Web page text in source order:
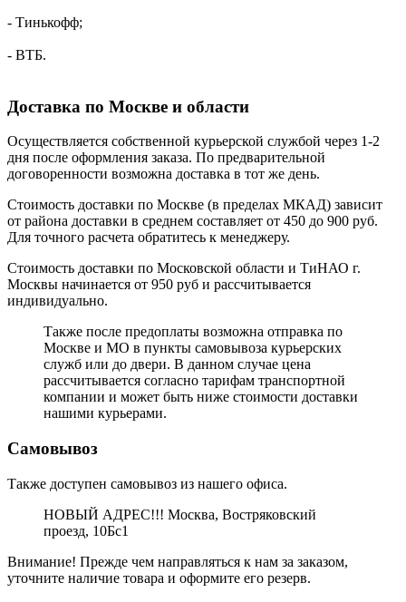
- Тинькофф;
- ВТБ.
Доставка по Москве и области
Осуществляется собственной курьерской службой через 1-2
дня после оформления заказа. По предварительной
договоренности возможна доставка в тот же день.
Стоимость доставки по Москве (в пределах МКАД) зависит
от района доставки в среднем составляет от 450 до 900 руб.
Для точного расчета обратитесь к менеджеру.
Стоимость доставки по Московской области и ТиНАО г.
Москвы начинается от 950 руб и рассчитывается
индивидуально.
Также после предоплаты возможна отправка по
Москве и МО в пункты самовывоза курьерских
служб или до двери. В данном случае цена
рассчитывается согласно тарифам транспортной
компании и может быть ниже стоимости доставки
нашими курьерами.
Самовывоз
Также доступен самовывоз из нашего офиса.
НОВЫЙ АДРЕС!!! Москва, Востряковский
проезд, 10Бс1
Внимание! Прежде чем направляться к нам за заказом,
уточните наличие товара и оформите его резерв.